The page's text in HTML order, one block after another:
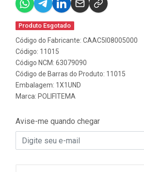
Produto Esgotado
Código do Fabricante: CAAC5I08005000
Código: 11015
Código NCM: 63079090
Código de Barras do Produto: 11015
Embalagem: 1X1UND
Marca: POLIFITEMA
Avise-me quando chegar